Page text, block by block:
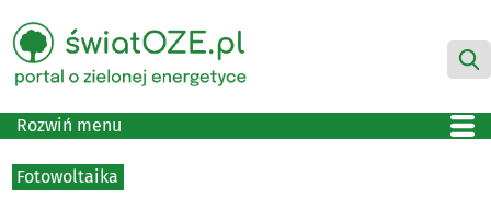
Rozwiń menu
Fotowoltaika